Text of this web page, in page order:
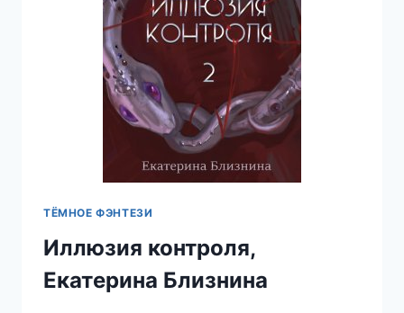
ТЁМНОЕ ФЭНТЕЗИ
Иллюзия контроля,
Екатерина Близнина